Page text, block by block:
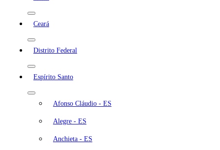
Ceará
Distrito Federal
Espírito Santo
Afonso Cláudio - ES
Alegre - ES
Anchieta - ES